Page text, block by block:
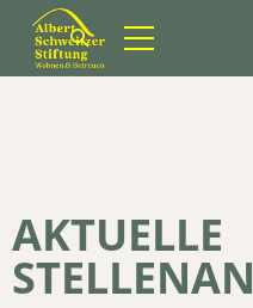
Suchformular öffnen
AKTUELLE